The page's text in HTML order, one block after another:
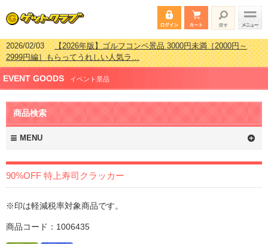
2026/02/03【2026年版】ゴルフコンペ景品 3000円未満［2000円～
2999円編］もらってうれしい人気ラ…
2026/07/15【2026年版】ビンゴゲーム景品おすすめ金額別人気ランキ
ング 更新しました！
2026/04/03【2026年版】ゴルフコンペ景品 3000円未満［2000円～
2999円編］もらってうれしい人気ラ…
2026/02/16
新しました！
EVENT GOODS イベント景品
商品検索
MENU
90%OFF 特上寿司クラッカー
※印は軽減税率対象商品です。
商品コード：1006435